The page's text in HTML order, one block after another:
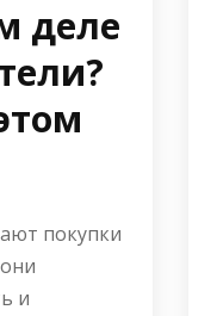
деле
покупки
и